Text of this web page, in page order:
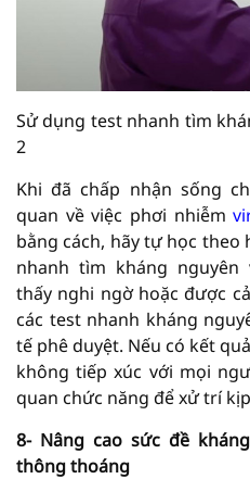
Sử dụng test nhanh tìm
2
Khi đã chấp nhận sống
quan về việc phơi nhiễm
bằng cách, hãy tự học
nhanh tìm kháng nguyên
thấy nghi ngờ hoặc được
các test nhanh kháng
tế phê duyệt. Nếu có kết
không tiếp xúc với mọi
quan chức năng để xử trí
8- Nâng cao sức đề
thông thoáng